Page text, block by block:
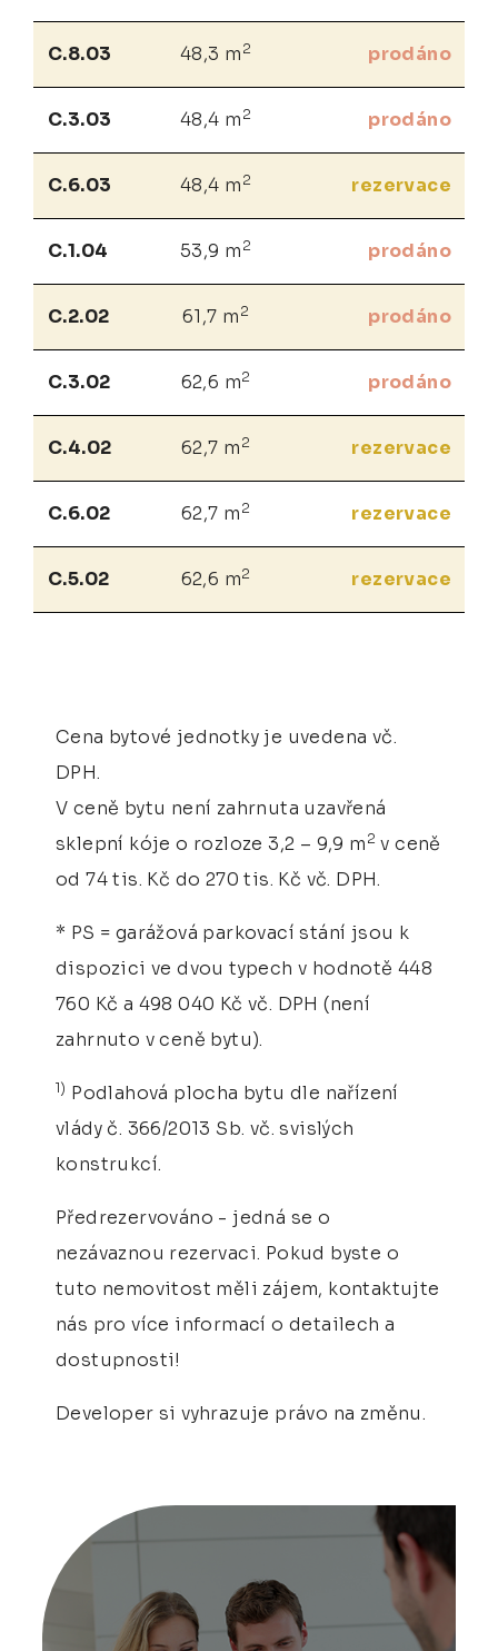
C.8.03 48,3 m 2 prodáno
C.3.03 48,4 m 2 prodáno
C.6.03 48,4 m 2 rezervace
C.1.04 53,9 m 2 prodáno
C.2.02 61,7 m 2 prodáno
C.3.02 62,6 m2 prodáno
C.4.02 62,7 m 2 rezervace
C.6.02 62,7 m 2 rezervace
C.5.02 62,6 m2 rezervace
Cena bytové jednotky je uvedena vč.
DPH.
V ceně bytu není zahrnuta uzavřená
sklepní kóje o rozloze 3,2 – 9,9 m 2 v ceně
od 74 tis. Kč do 270 tis. Kč vč. DPH.
* PS = garážová parkovací stání jsou k
dispozici ve dvou typech v hodnotě 448
760 Kč a 498 040 Kč vč. DPH (není
zahrnuto v ceně bytu).
1) Podlahová plocha bytu dle nařízení
vlády č. 366/2013 Sb. vč. svislých
konstrukcí.
Předrezervováno - jedná se o
nezávaznou rezervaci. Pokud byste o
tuto nemovitost měli zájem, kontaktujte
nás pro více informací o detailech a
dostupnosti!
Developer si vyhrazuje právo na změnu.